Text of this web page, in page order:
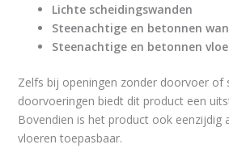
Lichte scheidingswanden
Steenachtige en betonnen
Steenachtige en betonnen
Zelfs bij openingen zonder doorvoer of
doorvoeringen biedt dit product een
Bovendien is het product ook eenzijdig
vloeren toepasbaar.